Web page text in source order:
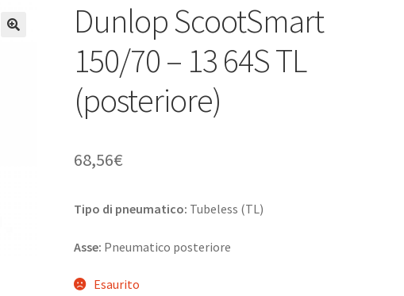
Dunlop ScootSmart
150/70 – 13 64S TL
(posteriore)
68,56€
Tipo di pneumatico: Tubeless (TL)
Asse: Pneumatico posteriore
Esaurito